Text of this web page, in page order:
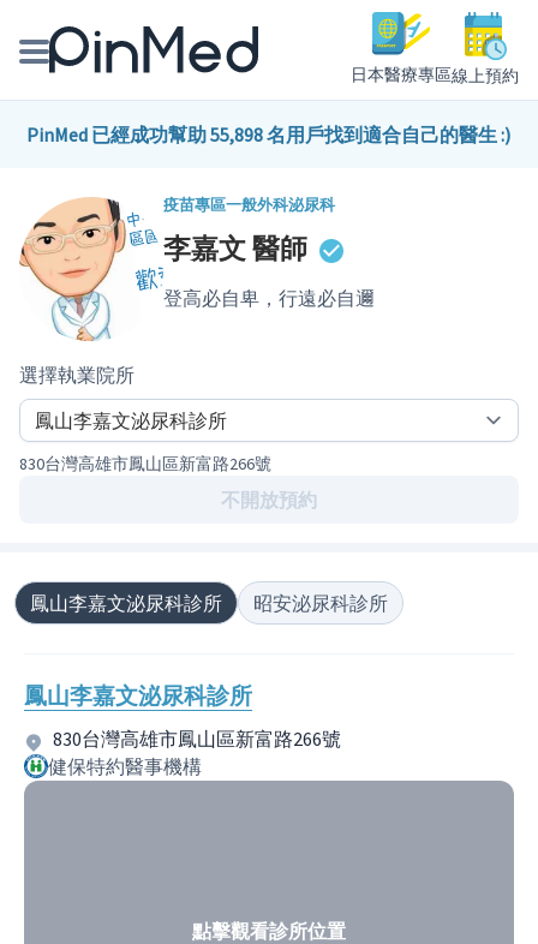
日本醫療專區線上預約
線上預約醫師、院所
醫師專欄專訪
健康主題館
PinMed 已經成功幫助 55,898 名用戶找到適合自己的醫生 :)
疫苗專區一般外科泌尿科
李嘉文醫師
登高必自卑，行遠必自邇
選擇執業院所
830台灣高雄市鳳山區新富路266號
不開放預約
鳳山李嘉文泌尿科診所 昭安泌尿科診所
鳳山李嘉文泌尿科診所
830台灣高雄市鳳山區新富路266號
健保特約醫事機構
點擊觀看診所位置